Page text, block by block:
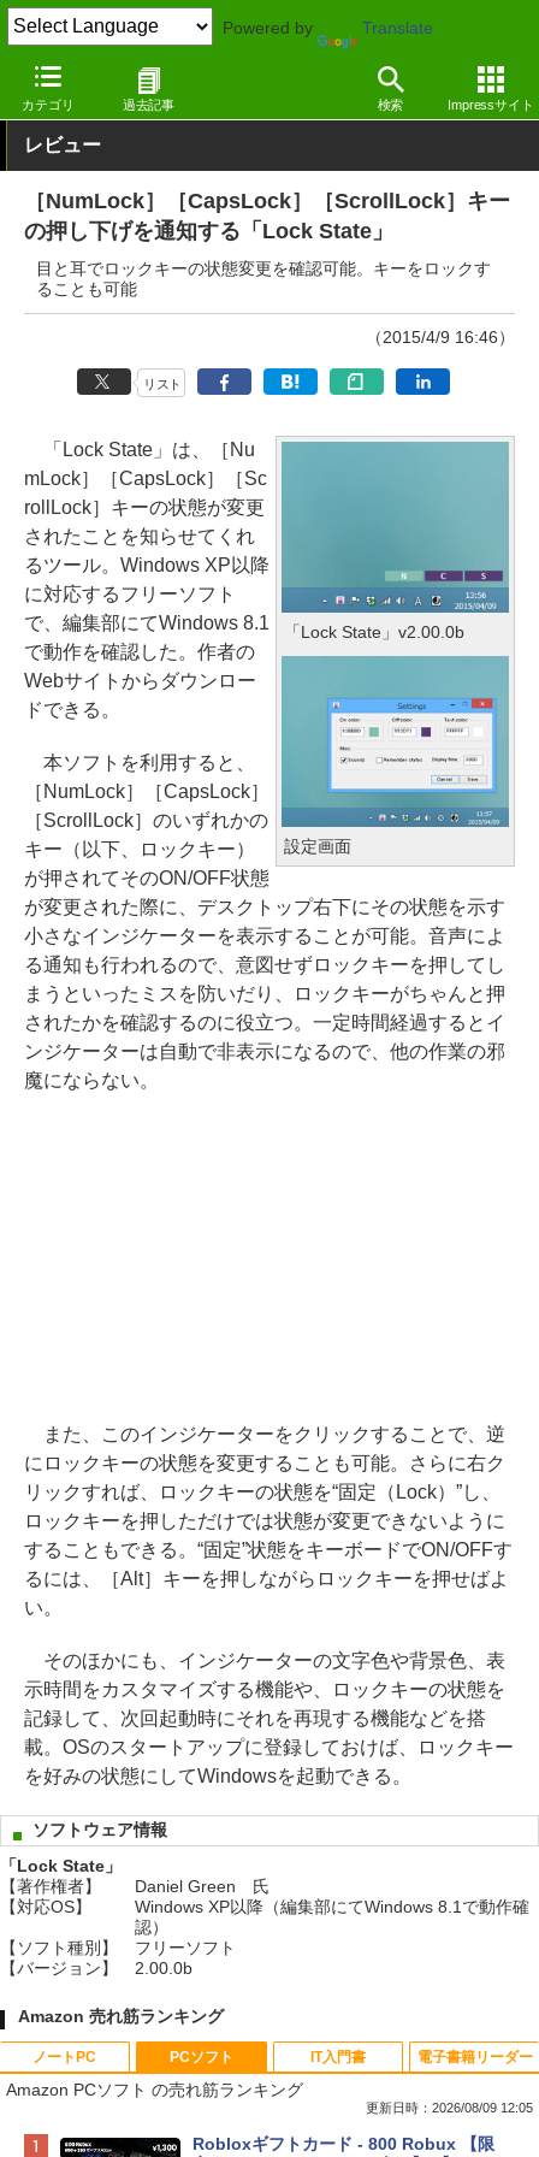
Powered by Translate
カテゴリ 過去記事 検索 Impressサイト
窓の杜 システム・ファイル Windows
レビュー
［NumLock］［CapsLock］［ScrollLock］キー
の押し下げを通知する「Lock State」
目と耳でロックキーの状態変更を確認可能。キーをロックす
ることも可能
（2015/4/9 16:46）
リスト
「Lock State」v2.00.0b
設定画面
「Lock State」は、［Nu
mLock］［CapsLock］［Sc
rollLock］キーの状態が変更
されたことを知らせてくれ
るツール。Windows XP以降
に対応するフリーソフト
で、編集部にてWindows 8.1
で動作を確認した。作者の
Webサイトからダウンロー
ドできる。
本ソフトを利用すると、
［NumLock］［CapsLock］
［ScrollLock］のいずれかの
キー（以下、ロックキー）
が押されてそのON/OFF状態
が変更された際に、デスクトップ右下にその状態を示す
小さなインジケーターを表示することが可能。音声によ
る通知も行われるので、意図せずロックキーを押してし
まうといったミスを防いだり、ロックキーがちゃんと押
されたかを確認するのに役立つ。一定時間経過するとイ
ンジケーターは自動で非表示になるので、他の作業の邪
魔にならない。
また、このインジケーターをクリックすることで、逆
にロックキーの状態を変更することも可能。さらに右ク
リックすれば、ロックキーの状態を“固定（Lock）”し、
ロックキーを押しただけでは状態が変更できないように
することもできる。“固定”状態をキーボードでON/OFFす
るには、［Alt］キーを押しながらロックキーを押せばよ
い。
そのほかにも、インジケーターの文字色や背景色、表
示時間をカスタマイズする機能や、ロックキーの状態を
記録して、次回起動時にそれを再現する機能などを搭
載。OSのスタートアップに登録しておけば、ロックキー
を好みの状態にしてWindowsを起動できる。
ソフトウェア情報
「Lock State」
【著作権者】
Daniel Green 氏
【対応OS】
Windows XP以降（編集部にてWindows 8.1で動作確
認）
【ソフト種別】
フリーソフト
【バージョン】
2.00.0b
Amazon 売れ筋ランキング
ノートPC
Apple 2026 MacBook Neo A18 Proチッ
PCソフト
Amazon PCソフト の売れ筋ランキング
更新日時：2026/08/09 12:05
Robloxギフトカード - 800 Robux 【限
IT入門書 電子書籍リーダー